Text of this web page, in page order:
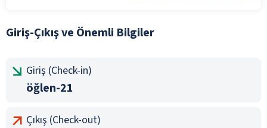
Giriş-Çıkış ve Önemli Bilgiler
Giriş (Check-in)
öğlen-21
Çıkış (Check-out)